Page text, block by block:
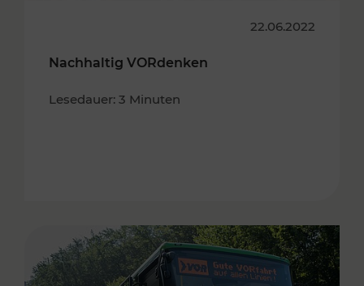
22.06.2022
Nachhaltig VORdenken
Lesedauer: 3 Minuten